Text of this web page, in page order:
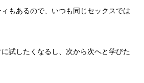
もあるので、いつも同じセックスでは
試したくなるし、次から次へと学びた